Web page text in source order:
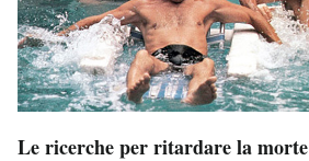
Le ricerche per ritardare la morte